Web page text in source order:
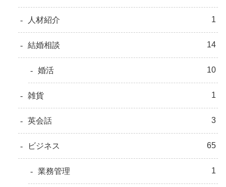
人材紹介 1
結婚相談 14
婚活 10
雑貨 1
英会話 3
ビジネス 65
業務管理 1